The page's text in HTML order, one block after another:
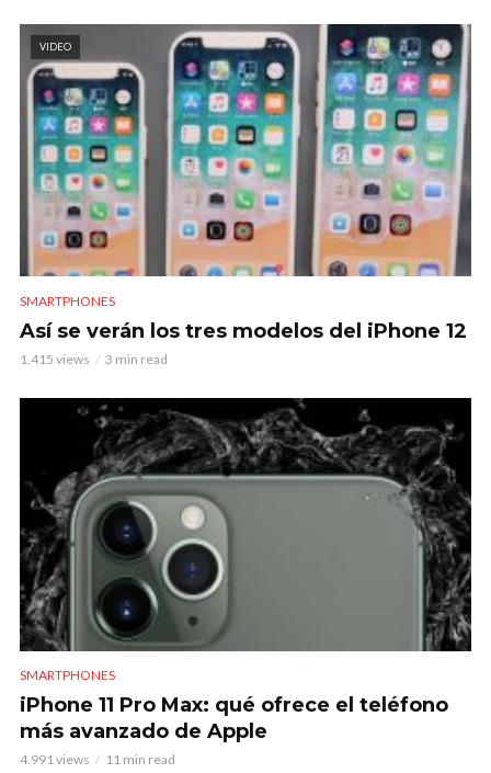
VIDEO
SMARTPHONES
Así se verán los tres modelos del iPhone 12
1.415 views 3 min read
SMARTPHONES
iPhone 11 Pro Max: qué ofrece el teléfono
más avanzado de Apple
4.991 views 11 min read